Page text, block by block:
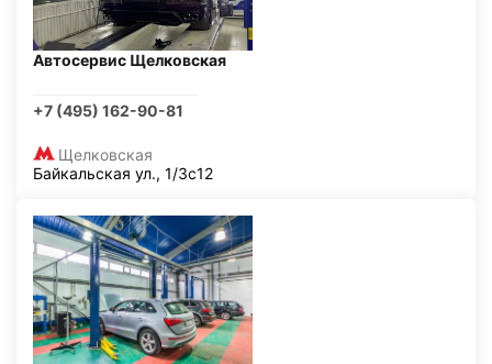
Автосервис Щелковская
+7 (495) 162-90-81
Щелковская
Байкальская ул., 1/3с12